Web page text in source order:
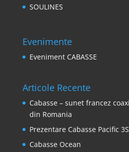
SOULINES
Evenimente
Eveniment CABASSE
Articole Recente
Cabasse – sunet francez
din Romania
Prezentare Cabasse Pacific
Cabasse Ocean